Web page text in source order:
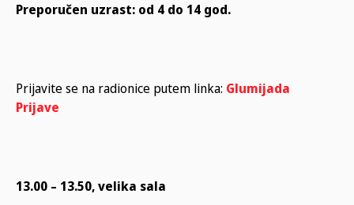
Preporučen uzrast: od 4 do 14 god.
Prijavite se na radionice putem linka: Glumijada
Prijave
13.00 – 13.50, velika sala